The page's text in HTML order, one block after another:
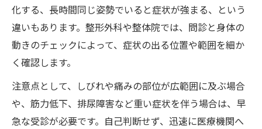
化する、長時間同じ姿勢でいると症状が強まる、という
違いもあります。整形外科や整体院では、問診と身体の
動きのチェックによって、症状の出る位置や範囲を細か
く確認します。
注意点として、しびれや痛みの部位が広範囲に及ぶ場合
や、筋力低下、排尿障害など重い症状を伴う場合は、早
急な受診が必要です。自己判断せず、迅速に医療機関へ